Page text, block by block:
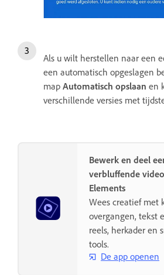
Als u wilt herstellen naar een
een automatisch opgeslagen
map Automatisch opslaan en
verschillende versies met
Bewerk en deel
verbluffende
Elements
Wees creatief met
overgangen, tekst
reels, herkader en
tools.
De app openen